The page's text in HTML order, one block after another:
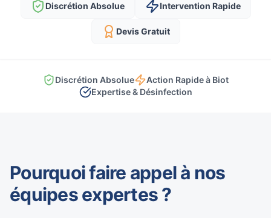
Discrétion Absolue Intervention Rapide
Devis Gratuit
Discrétion Absolue
Action Rapide à Biot
Expertise & Désinfection
Pourquoi faire appel à nos
équipes expertes ?